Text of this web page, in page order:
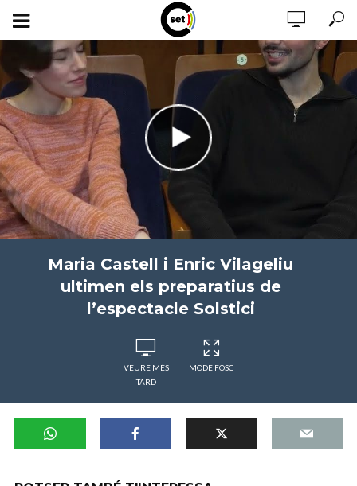
Maria Castell i Enric Vilageliu
ultimen els preparatius de
l’espectacle Solstici
VEURE MÉS
TARD
MODE FOSC